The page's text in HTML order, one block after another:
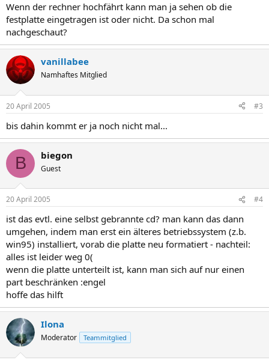
Wenn der rechner hochfährt kann man ja sehen ob die
festplatte eingetragen ist oder nicht. Da schon mal
nachgeschaut?
vanillabee
Namhaftes Mitglied
20 April 2005 #3
bis dahin kommt er ja noch nicht mal...
B biegon
Guest
20 April 2005 #4
ist das evtl. eine selbst gebrannte cd? man kann das dann
umgehen, indem man erst ein älteres betriebssystem (z.b.
win95) installiert, vorab die platte neu formatiert - nachteil:
alles ist leider weg 0(
wenn die platte unterteilt ist, kann man sich auf nur einen
part beschränken :engel
hoffe das hilft
Ilona
Moderator Teammitglied